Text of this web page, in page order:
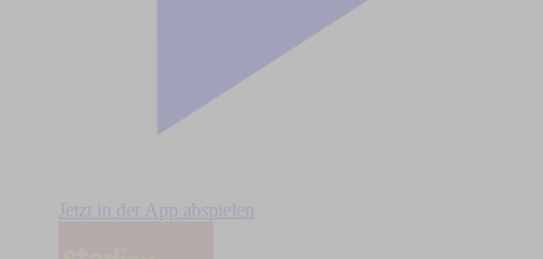
Jetzt in der App abspielen